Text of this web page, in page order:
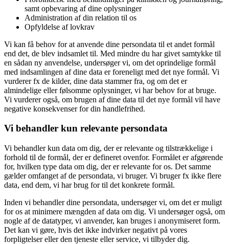
samt opbevaring af dine oplysninger
Administration af din relation til os
Opfyldelse af lovkrav
Vi kan få behov for at anvende dine persondata til et andet formål
end det, de blev indsamlet til. Med mindre du har givet samtykke til
en sådan ny anvendelse, undersøger vi, om det oprindelige formål
med indsamlingen af dine data er foreneligt med det nye formål. Vi
vurderer fx de kilder, dine data stammer fra, og om det er
almindelige eller følsomme oplysninger, vi har behov for at bruge.
Vi vurderer også, om brugen af dine data til det nye formål vil have
negative konsekvenser for din handlefrihed.
Vi behandler kun relevante persondata
Vi behandler kun data om dig, der er relevante og tilstrækkelige i
forhold til de formål, der er defineret ovenfor. Formålet er afgørende
for, hvilken type data om dig, der er relevante for os. Det samme
gælder omfanget af de persondata, vi bruger. Vi bruger fx ikke flere
data, end dem, vi har brug for til det konkrete formål.
Inden vi behandler dine persondata, undersøger vi, om det er muligt
for os at minimere mængden af data om dig. Vi undersøger også, om
nogle af de datatyper, vi anvender, kan bruges i anonymiseret form.
Det kan vi gøre, hvis det ikke indvirker negativt på vores
forpligtelser eller den tjeneste eller service, vi tilbyder dig.